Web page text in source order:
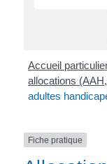
Accueil
allocations
adultes
Fiche pratique